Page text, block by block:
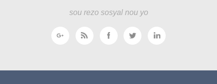
sou rezo sosyal nou yo